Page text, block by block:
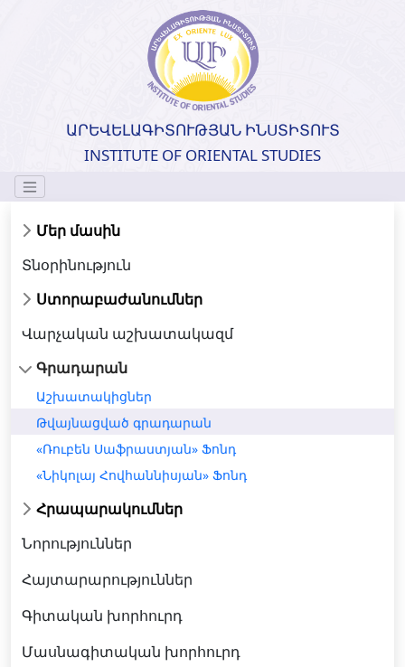
ԱՐԵՎԵԼԱԳԻՏՈՒԹՅԱՆ ԻՆՍՏԻՏՈՒՏ
INSTITUTE OF ORIENTAL STUDIES
Մեր մասին
Տնօրինություն
Ստորաբաժանումներ
Վարչական աշխատակազմ
Գրադարան
Աշխատակիցներ
Թվայնացված գրադարան
«Ռուբեն Սաֆրաստյան» Ֆոնդ
«Նիկոլայ Հովհաննիսյան» Ֆոնդ
Հրապարակումներ
Նորություններ
Հայտարարություններ
Գիտական խորհուրդ
Մասնագիտական խորհուրդ